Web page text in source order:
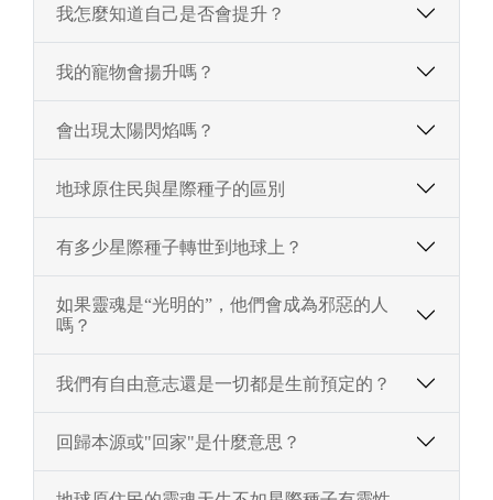
我怎麼知道自己是否會提升？
我的寵物會揚升嗎？
會出現太陽閃焰嗎？
地球原住民與星際種子的區別
有多少星際種子轉世到地球上？
如果靈魂是“光明的”，他們會成為邪惡的人
嗎？
我們有自由意志還是一切都是生前預定的？
回歸本源或"回家"是什麼意思？